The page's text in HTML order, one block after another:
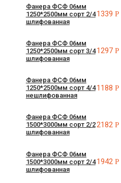
Фанера ФСФ 06мм
1250*2500мм сорт 2/4
шлифованная
1339Р
Фанера ФСФ 06мм
1250*2500мм сорт 3/4
шлифованная
1297Р
Фанера ФСФ 06мм
1250*2500мм сорт 4/4
нешлифованная
1188Р
Фанера ФСФ 06мм
1500*3000мм сорт 2/2
шлифованная
2182Р
Фанера ФСФ 06мм
1500*3000мм сорт 2/4
шлифованная
1942Р